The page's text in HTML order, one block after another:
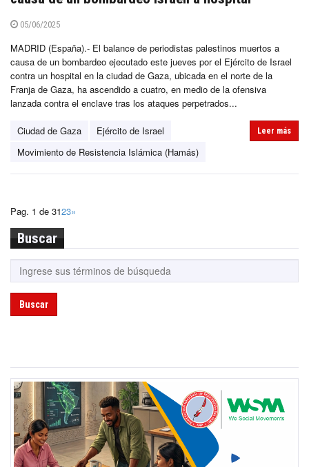
05/06/2025
MADRID (España).- El balance de periodistas palestinos muertos a
causa de un bombardeo ejecutado este jueves por el Ejército de Israel
contra un hospital en la ciudad de Gaza, ubicada en el norte de la
Franja de Gaza, ha ascendido a cuatro, en medio de la ofensiva
lanzada contra el enclave tras los ataques perpetrados...
Ciudad de Gaza
Ejército de Israel
Movimiento de Resistencia Islámica (Hamás)
Leer más
Pag. 1 de 3123»
Buscar
Buscar